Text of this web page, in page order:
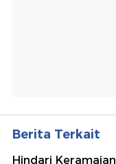
Berita Terkait
Hindari